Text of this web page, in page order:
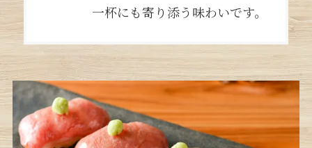
一杯にも寄り添う味わいです。